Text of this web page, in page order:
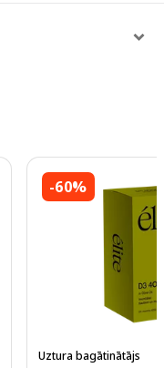
-60%
Uztura bagātinātājs